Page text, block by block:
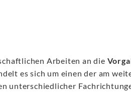
Arbeiten an die
es sich um einen der am
unterschiedlicher